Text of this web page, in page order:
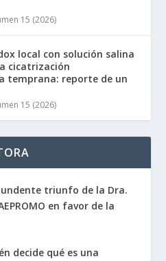
15 (2026)
local con solución salina
cicatrización
temprana: reporte de un
15 (2026)
triunfo de la Dra.
en favor de la
decide qué es una